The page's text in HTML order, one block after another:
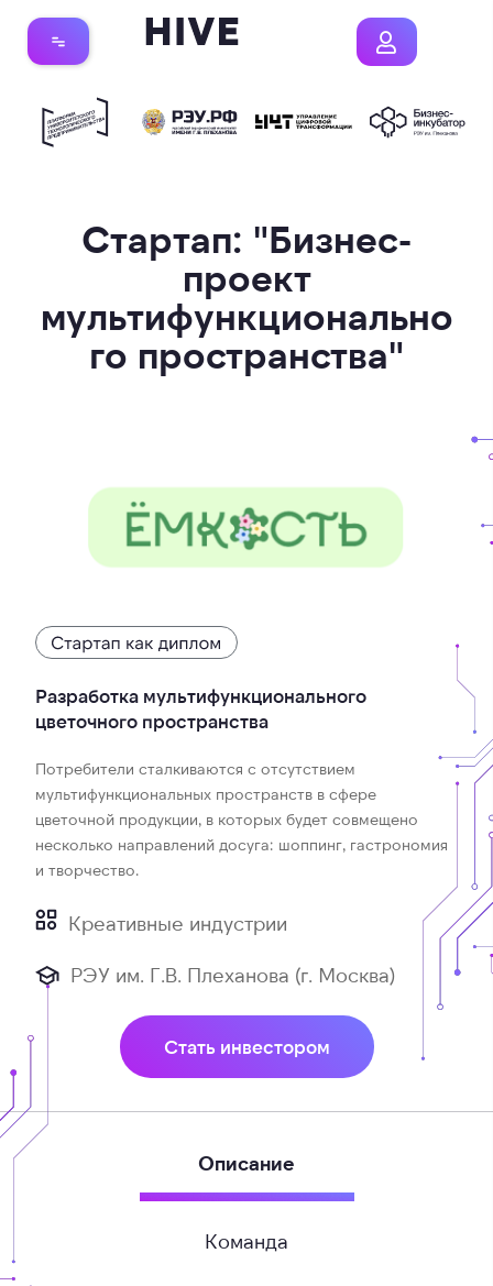
Стартап: "Бизнес-
проект
мультифункционально
го пространства"
Разработка мультифункционального
цветочного пространства
Потребители сталкиваются с отсутствием
мультифункциональных пространств в сфере
цветочной продукции, в которых будет совмещено
несколько направлений досуга: шоппинг, гастрономия
и творчество.
Креативные индустрии
РЭУ им. Г.В. Плеханова (г. Москва)
Стать инвестором
Описание
Команда